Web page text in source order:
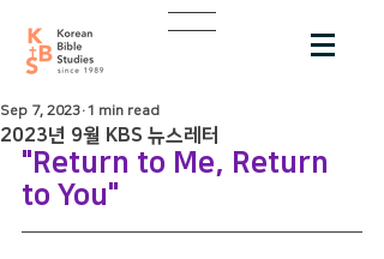
2023년 9월 KBS 뉴스레터
Sep 7, 2023 1 min read
"Return to Me, Return
to You"